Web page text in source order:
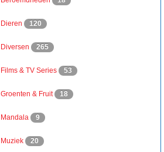
Dieren 120
Diversen 265
Films & TV Series 53
Groenten & Fruit 18
Mandala 9
Muziek 20